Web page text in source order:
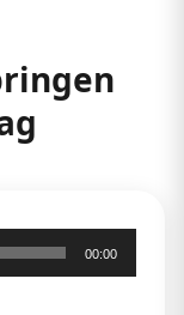
00:00